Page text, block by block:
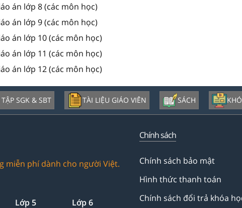
án lớp 8 (các môn học)
án lớp 9 (các môn học)
án lớp 10 (các môn học)
án lớp 11 (các môn học)
án lớp 12 (các môn học)
TẬP SGK & SBT TÀI LIỆU GIÁO VIÊN SÁCH
miễn phí dành cho người Việt.
Lớp 5 Lớp 6
Chính sách
Chính sách bảo mật
Hình thức thanh toán
Chính sách đổi trả khóa